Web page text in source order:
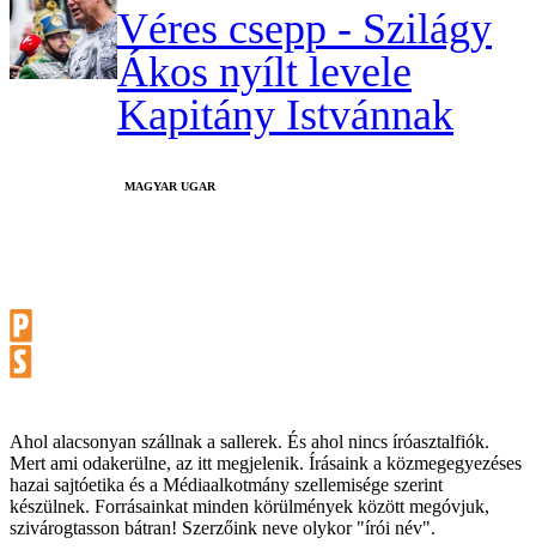
Véres csepp - Szilágy
Ákos nyílt levele
Kapitány Istvánnak
MAGYAR UGAR
Ahol alacsonyan szállnak a sallerek. És ahol nincs íróasztalfiók.
Mert ami odakerülne, az itt megjelenik. Írásaink a közmegegyezéses
hazai sajtóetika és a Médiaalkotmány szellemisége szerint
készülnek. Forrásainkat minden körülmények között megóvjuk,
szivárogtasson bátran! Szerzőink neve olykor "írói név".